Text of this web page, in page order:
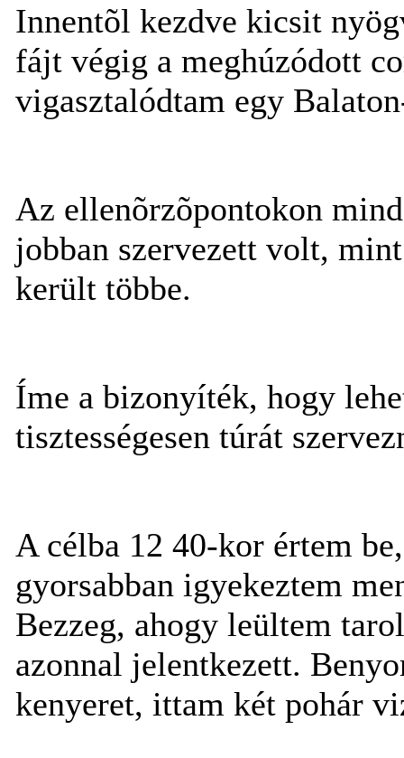
Innentõl kezdve kicsit
fájt végig a meghúzódott
vigasztalódtam egy
Az ellenõrzõpontokon
jobban szervezett volt,
került többe.
Íme a bizonyíték, hogy
tisztességesen túrát
A célba 12 40-kor értem
gyorsabban igyekeztem
Bezzeg, ahogy leültem
azonnal jelentkezett.
kenyeret, ittam két pohár